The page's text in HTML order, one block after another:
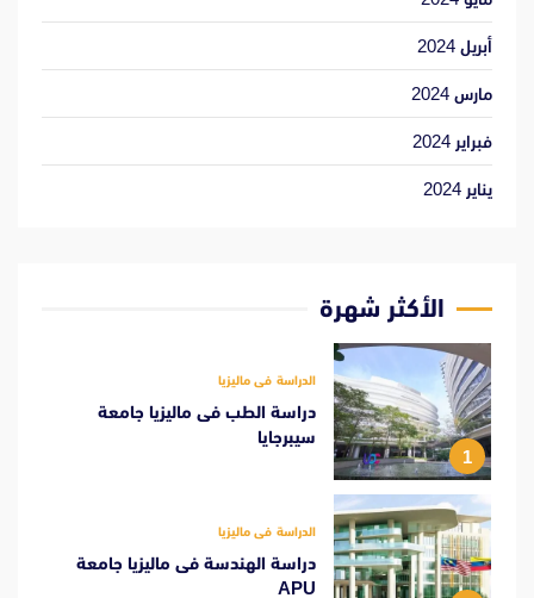
أبريل 2024
مارس 2024
فبراير 2024
يناير 2024
الأكثر شهرة
1
الدراسة فى ماليزيا
دراسة الطب فى ماليزيا جامعة
سيبرجايا
الدراسة فى ماليزيا
دراسة الهندسة فى ماليزيا جامعة
APU